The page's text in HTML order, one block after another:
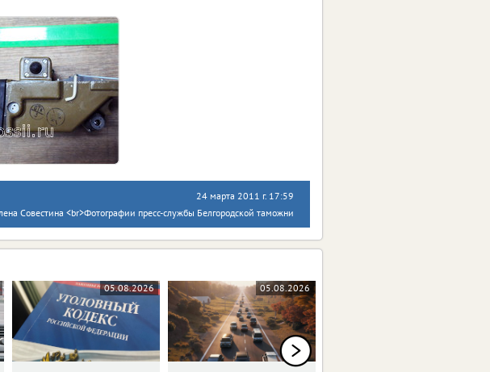
24 марта 2011 г. 17:59
Совестина <br>Фотографии пресс-службы Белгородской таможни
05.08.2026 05.08.2026